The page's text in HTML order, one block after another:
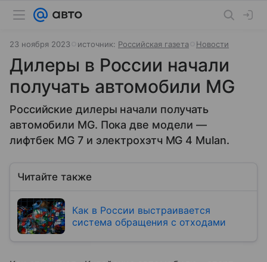
23 ноября 2023 источник: Российская газета Новости
Дилеры в России начали
получать автомобили MG
Российские дилеры начали получать
автомобили MG. Пока две модели —
лифтбек MG 7 и электрохэтч MG 4 Mulan.
Читайте также
Как в России выстраивается
система обращения с отходами